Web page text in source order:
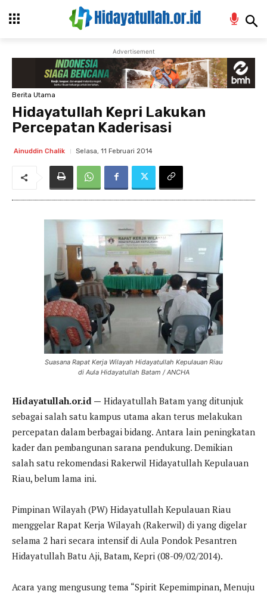
Advertisement
Berita Utama
Hidayatullah Kepri Lakukan
Percepatan Kaderisasi
Ainuddin Chalik Selasa, 11 Februari 2014
Suasana Rapat Kerja Wilayah Hidayatullah Kepulauan Riau
di Aula Hidayatullah Batam / ANCHA
Hidayatullah.or.id — Hidayatullah Batam yang ditunjuk
sebagai salah satu kampus utama akan terus melakukan
percepatan dalam berbagai bidang. Antara lain peningkatan
kader dan pembangunan sarana pendukung. Demikian
salah satu rekomendasi Rakerwil Hidayatullah Kepulauan
Riau, belum lama ini.
Pimpinan Wilayah (PW) Hidayatullah Kepulauan Riau
menggelar Rapat Kerja Wilayah (Rakerwil) di yang digelar
selama 2 hari secara intensif di Aula Pondok Pesantren
Hidayatullah Batu Aji, Batam, Kepri (08-09/02/2014).
Acara yang mengusung tema “Spirit Kepemimpinan, Menuju